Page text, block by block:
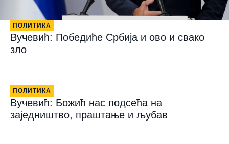
ПОЛИТИКА
Вучевић: Победиће Србија и ово и свако
зло
ПОЛИТИКА
Вучевић: Божић нас подсећа на
заједништво, праштање и љубав